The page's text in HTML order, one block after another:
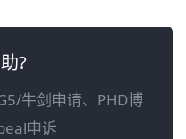
?
牛剑申请、PHD博
申诉